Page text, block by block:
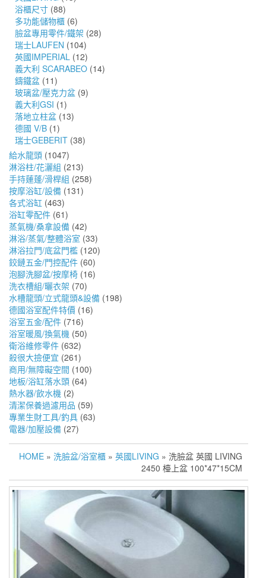
浴櫃尺寸 (88)
多功能儲物櫃 (6)
臉盆專用零件/鐵架 (28)
瑞士LAUFEN (104)
英國IMPERIAL (12)
義大利 SCARABEO (14)
鑄鐵盆 (11)
玻璃盆/壓克力盆 (9)
義大利GSI (1)
落地立柱盆 (13)
德國 V/B (1)
瑞士GEBERIT (38)
給水龍頭 (1047)
淋浴柱/花灑組 (213)
手持蓮蓬/滑桿組 (258)
按摩浴缸/設備 (131)
各式浴缸 (463)
浴缸零配件 (61)
蒸氣機/桑拿設備 (42)
淋浴/蒸氣/整體浴室 (33)
淋浴拉門/底盆門檻 (120)
鉸鏈五金/門控配件 (60)
泡腳洗腳盆/按摩椅 (16)
洗衣槽組/曬衣架 (70)
水槽龍頭/立式龍頭&設備 (198)
德國浴室配件特價 (16)
浴室五金/配件 (716)
浴室暖風/換氣機 (50)
衛浴維修零件 (632)
殺很大撿便宜 (261)
商用/無障礙空間 (100)
地板/浴缸落水頭 (64)
熱水器/飲水機 (2)
清潔保養過濾用品 (59)
專業生財工具/釣具 (63)
電器/加壓設備 (27)
HOME » 洗臉盆/浴室櫃 » 英國LIVING » 洗臉盆 英國 LIVING
2450 檯上盆 100*47*15CM